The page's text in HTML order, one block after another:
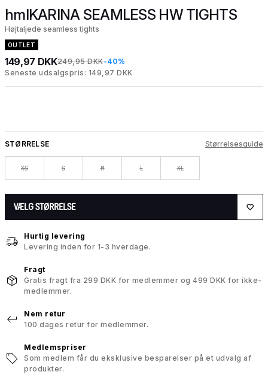
hmlKARINA SEAMLESS HW TIGHTS
Højtaljede seamless tights
OUTLET
149,97 DKK249,95 DKK-40%
Seneste udsalgspris: 149,97 DKK
STØRRELSE Størrelsesguide
XS S M L XL
VÆLG STØRRELSE
Hurtig levering
Levering inden for 1-3 hverdage.
Fragt
Gratis fragt fra 299 DKK for medlemmer og 499 DKK for ikke-
medlemmer.
Nem retur
100 dages retur for medlemmer.
Medlemspriser
Som medlem får du eksklusive besparelser på et udvalg af
produkter.